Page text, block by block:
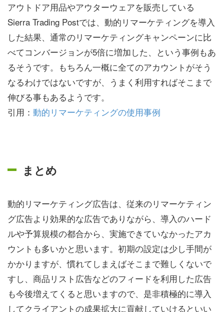
アウトドア用品やアウターウェアを販売している
Sierra Trading Postでは、動的リマーケティングを導入
した結果、通常のリマーケティングキャンペーンに比
べてコンバージョンが5倍に増加した、という事例もあ
るそうです。もちろん一概に全てのアカウントがそう
なるわけではないですが、うまく利用すればそこまで
伸びる事もあるようです。
引用： 動的リマーケティングの使用事例
まとめ
動的リマーケティング広告は、従来のリマーケティン
グ広告より効果的な広告でありながら、導入のハード
ルや予算規模の都合から、実施できていなかったアカ
ウントも多いかと思います。初期の設定は少し手間が
かかりますが、慣れてしまえばそこまで難しくないで
すし、商品リスト広告などのフィードを利用した広告
も今後増えてくると思いますので、是非積極的に導入
してクライアントの成果拡大に貢献していけるといい